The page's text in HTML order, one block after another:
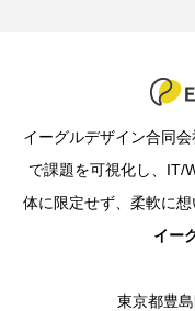
イーグルデザイン合同
で課題を可視化し、IT/
体に限定せず、柔軟に想
イー
東京都豊